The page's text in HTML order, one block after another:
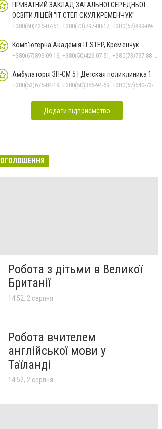
ПРИВАТНИЙ ЗАКЛАД ЗАГАЛЬНОЇ СЕРЕДНЬОЇ
ОСВІТИ ЛІЦЕЙ "ІТ СТЕП СКУЛ КРЕМЕНЧУК"
+380(50)426-07-51, +380(73)797-88-17, +380(67)899-09-16
Комп'ютерна Академія IT STEP, Кременчук
+380(67)899-09-16, +380(50)426-07-51, +380(73)797-88-17
Амбулаторія ЗП-СМ 5 | Детская поликлиника 1
+380(53)675-84-19, +380(50)356-94-69, +380(67)540-73-87
Додати підприємство
ОГОЛОШЕННЯ
Робота з дітьми в Великої
Британії
14:52, 2 серпня
Робота вчителем
англійської мови у
Таїланді
14:52, 2 серпня